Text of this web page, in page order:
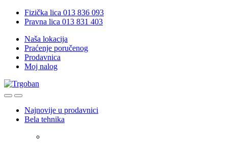
Skip
Skip
Fizička lica 013 836 093
Pravna lica 013 831 403
Naša lokacija
Praćenje poručenog
Prodavnica
Moj nalog
OpenClose
Najnovije u prodavnici
Bela tehnika